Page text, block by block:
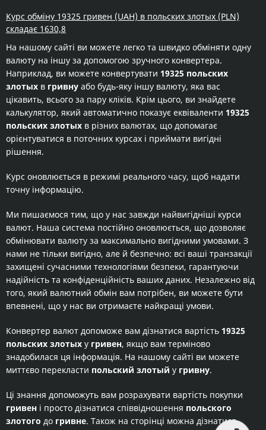
Курс обміну 19325 гривен (UAH) в польских злотых (PLN)
складає 1630,8
На нашому сайті ви можете легко та швидко обміняти одну
валюту на іншу за допомогою зручного конвертера.
Наприклад, ви можете конвертувати 19325 польских
злотых в гривну або будь-яку іншу валюту, яка вас
цікавить, всього за пару кліків. Крім цього, ви знайдете
калькулятор, який автоматично показує еквіваленти 19325
польских злотых в різних валютах, що допомагає
орієнтуватися в поточних курсах і приймати вигідні
рішення.
Курс оновлюється в режимі реального часу, щоб надати
точну інформацію.
Ми пишаємося тим, що у нас завжди найвигідніші курси
валют. Наша система постійно оновлюється, що дозволяє
обмінювати валюту за максимально вигідними умовами. З
нами не тільки вигідно, але й безпечно: всі ваші транзакції
захищені сучасними технологіями безпеки, гарантуючи
надійність та конфіденційність ваших даних. Незалежно від
того, який валютний обмін вам потрібен, ви можете бути
впевнені, що у нас ви отримаєте найкращі умови.
Конвертер валют допоможе вам дізнатися вартість 19325
польских злотых у гривен, якщо вам терміново
знадобилася ця інформація. На нашому сайті ви можете
миттєво перекласти польский злотый у гривну.
Ці знання допоможуть вам розрахувати вартість покупки
гривен і просто дізнатися співвідношення польского
злотого до гривне. Також на сторінці можна дізнатися